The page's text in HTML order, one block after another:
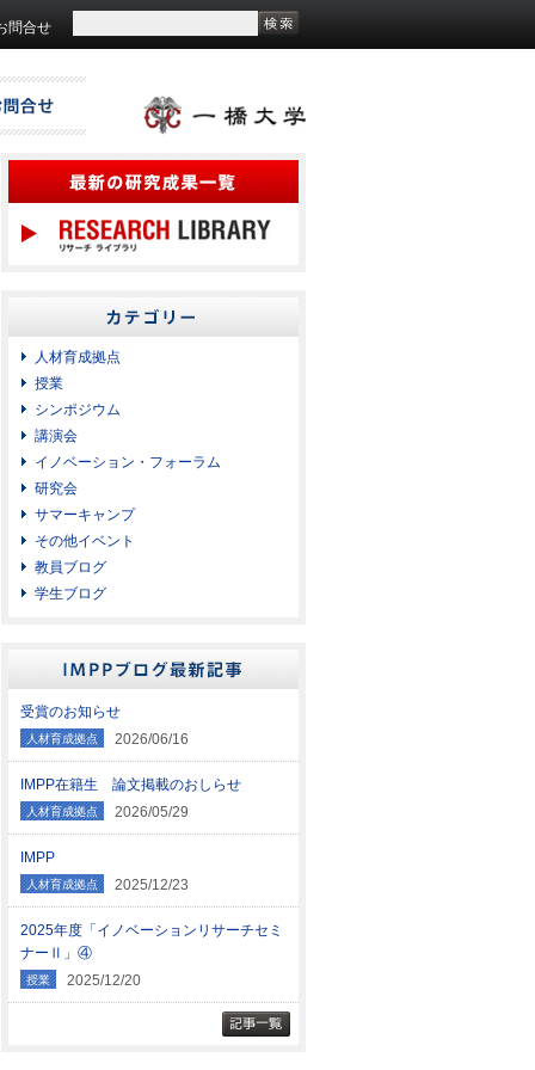
問合せ
人材育成拠点
授業
シンポジウム
講演会
イノベーション・フォーラム
研究会
サマーキャンプ
その他イベント
教員ブログ
学生ブログ
受賞のお知らせ
人材育成拠点 2026/06/16
IMPP在籍生 論文掲載のおしらせ
人材育成拠点 2026/05/29
IMPP
人材育成拠点 2025/12/23
2025年度「イノベーションリサーチセミ
ナーⅡ」④
授業 2025/12/20